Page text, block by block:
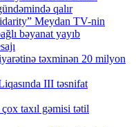
qalır
Meydan TV-nin
bəyanat yayıb
təxminən 20 milyon
III təsnifat
taxıl gəmisi tətil